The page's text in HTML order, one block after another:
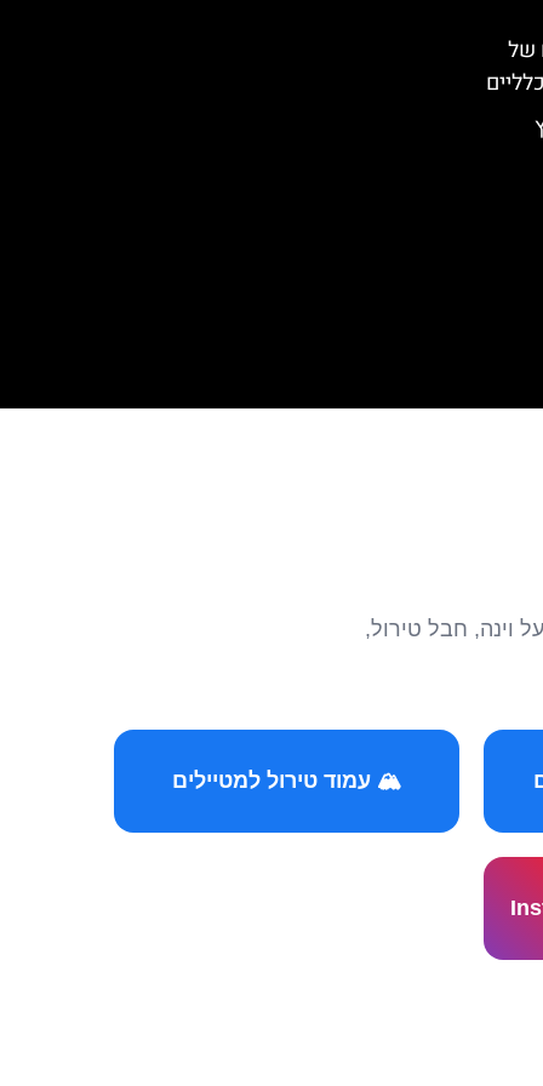
של
וינה, חבל טירול,
🏔️ עמוד טירול למטיילים